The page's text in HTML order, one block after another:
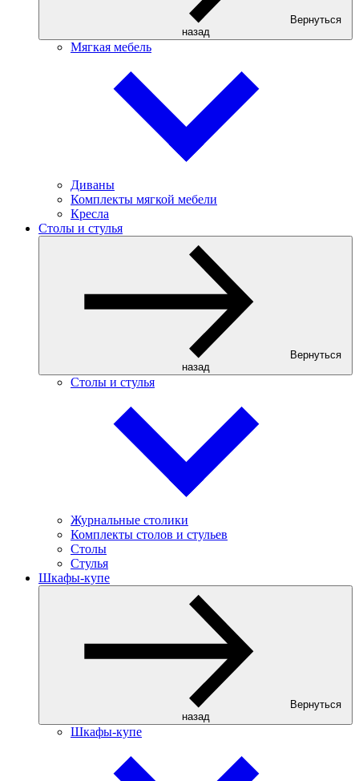
Вернуться
назад
Мягкая мебель
Диваны
Комплекты мягкой мебели
Кресла
Столы и стулья
Вернуться
назад
Столы и стулья
Журнальные столики
Комплекты столов и стульев
Столы
Стулья
Шкафы-купе
Вернуться
назад
Шкафы-купе